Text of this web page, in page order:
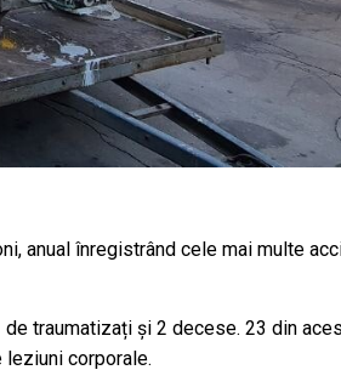
anual înregistrând cele mai multe
traumatizați și 2 decese. 23 din
leziuni corporale.